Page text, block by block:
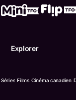
Explorer
Séries Films Cinéma canadien
Conditions
Confidentialité
langue française